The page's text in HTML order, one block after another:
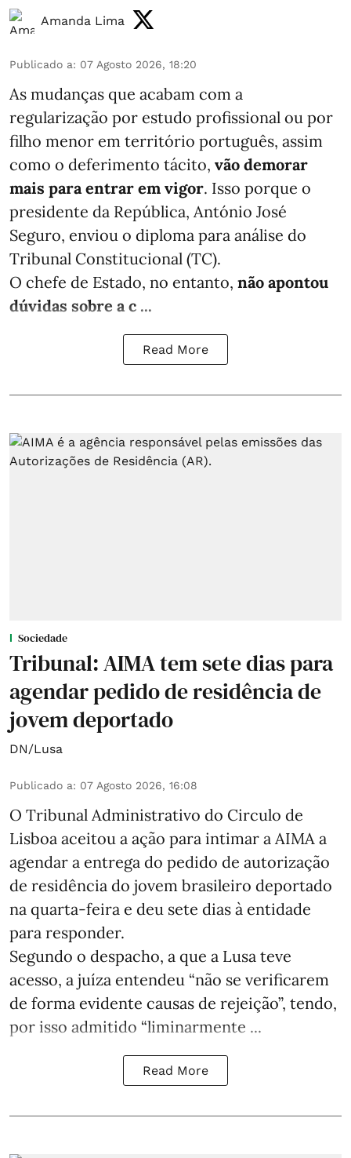
Amanda Lima
Publicado a: 07 Agosto 2026, 18:20
As mudanças que acabam com a
regularização por estudo profissional ou por
filho menor em território português, assim
como o deferimento tácito, vão demorar
mais para entrar em vigor. Isso porque o
presidente da República, António José
Seguro, enviou o diploma para análise do
Tribunal Constitucional (TC).
O chefe de Estado, no entanto, não apontou
dúvidas sobre a c ...
Read More
Sociedade
Tribunal: AIMA tem sete dias para
agendar pedido de residência de
jovem deportado
DN/Lusa
Publicado a: 07 Agosto 2026, 16:08
O Tribunal Administrativo do Circulo de
Lisboa aceitou a ação para intimar a AIMA a
agendar a entrega do pedido de autorização
de residência do jovem brasileiro deportado
na quarta-feira e deu sete dias à entidade
para responder.
Segundo o despacho, a que a Lusa teve
acesso, a juíza entendeu “não se verificarem
de forma evidente causas de rejeição”, tendo,
por isso admitido “liminarmente ...
Read More